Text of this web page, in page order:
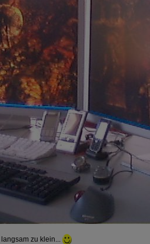
zu klein...